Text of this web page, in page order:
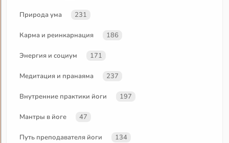
Природа ума 231
Карма и реинкарнация 186
Энергия и социум 171
Медитация и пранаяма 237
Внутренние практики йоги 197
Мантры в йоге 47
Путь преподавателя йоги 134